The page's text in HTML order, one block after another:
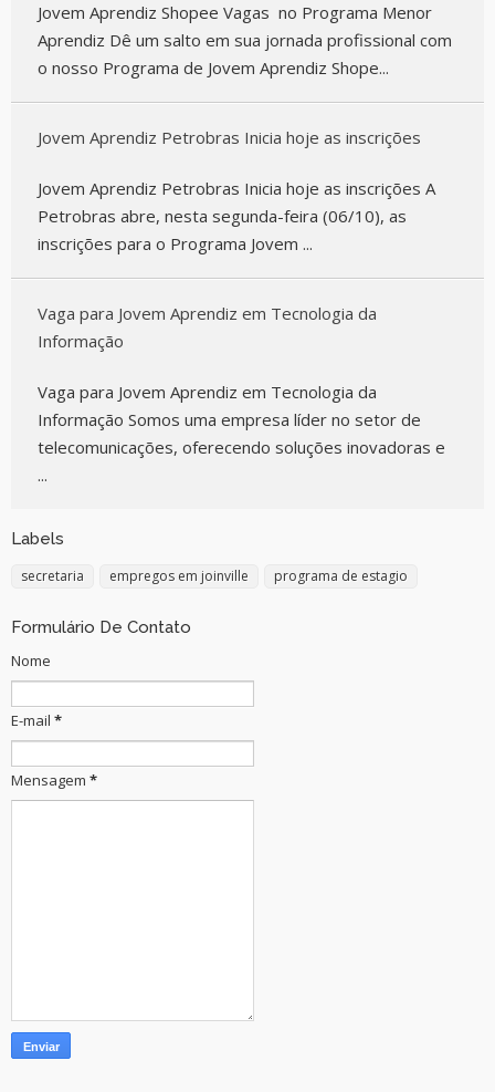
Jovem Aprendiz Shopee Vagas no Programa Menor
Aprendiz Dê um salto em sua jornada profissional com
o nosso Programa de Jovem Aprendiz Shope...
Jovem Aprendiz Petrobras Inicia hoje as inscrições
Jovem Aprendiz Petrobras Inicia hoje as inscrições A
Petrobras abre, nesta segunda-feira (06/10), as
inscrições para o Programa Jovem ...
Vaga para Jovem Aprendiz em Tecnologia da
Informação
Vaga para Jovem Aprendiz em Tecnologia da
Informação Somos uma empresa líder no setor de
telecomunicações, oferecendo soluções inovadoras e
...
Labels
secretaria empregos em joinville programa de estagio
Formulário De Contato
Nome
E-mail *
Mensagem *